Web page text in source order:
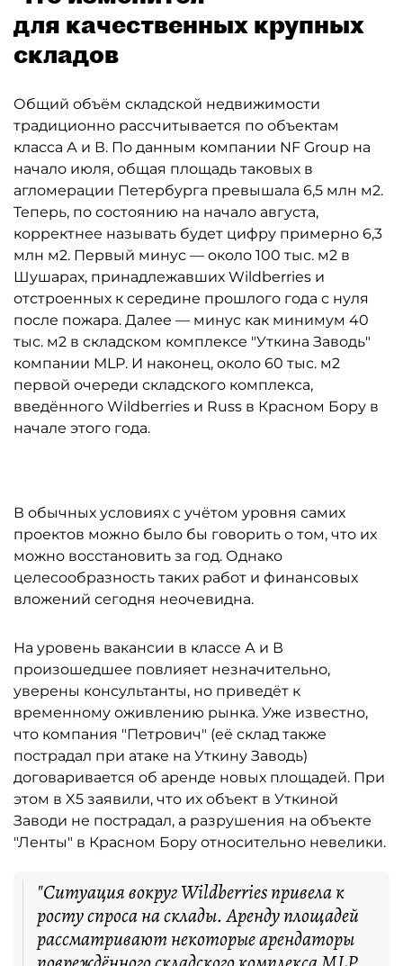
для качественных крупных
складов
Общий объём складской недвижимости
традиционно рассчитывается по объектам
класса А и В. По данным компании NF Group на
начало июля, общая площадь таковых в
агломерации Петербурга превышала 6,5 млн м2.
Теперь, по состоянию на начало августа,
корректнее называть будет цифру примерно 6,3
млн м2. Первый минус — около 100 тыс. м2 в
Шушарах, принадлежавших Wildberries и
отстроенных к середине прошлого года с нуля
после пожара. Далее — минус как минимум 40
тыс. м2 в складском комплексе "Уткина Заводь"
компании MLP. И наконец, около 60 тыс. м2
первой очереди складского комплекса,
введённого Wildberries и Russ в Красном Бору в
начале этого года.
В обычных условиях с учётом уровня самих
проектов можно было бы говорить о том, что их
можно восстановить за год. Однако
целесообразность таких работ и финансовых
вложений сегодня неочевидна.
На уровень вакансии в классе А и В
произошедшее повлияет незначительно,
уверены консультанты, но приведёт к
временному оживлению рынка. Уже известно,
что компания "Петрович" (её склад также
пострадал при атаке на Уткину Заводь)
договаривается об аренде новых площадей. При
этом в X5 заявили, что их объект в Уткиной
Заводи не пострадал, а разрушения на объекте
"Ленты" в Красном Бору относительно невелики.
"Ситуация вокруг Wildberries привела к
росту спроса на склады. Аренду площадей
рассматривают некоторые арендаторы